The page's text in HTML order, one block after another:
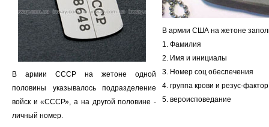
В армии СССР на жетоне одной
половины указывалось подразделение
войск и «СССР», а на другой половине -
личный номер.
В армии США на жетоне
1. Фамилия
2. Имя и инициалы
3. Номер соц обеспечения
4. группа крови и резус-
5. вероисповедание